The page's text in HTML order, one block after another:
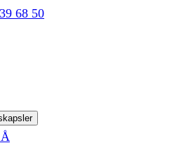
68 50